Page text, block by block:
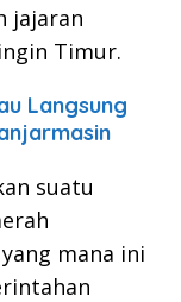
jajaran
Timur.
Langsung
suatu
mana ini